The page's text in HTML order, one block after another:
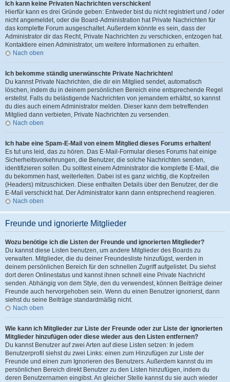
Ich kann keine Privaten Nachrichten verschicken!
Hierfür kann es drei Gründe geben: Entweder bist du nicht registriert und / oder
nicht angemeldet, oder die Board-Administration hat Private Nachrichten für
das komplette Forum ausgeschaltet. Außerdem könnte es sein, dass der
Administrator dir das Recht, Private Nachrichten zu verschicken, entzogen hat.
Kontaktiere einen Administrator, um weitere Informationen zu erhalten.
Nach oben
Ich bekomme ständig unerwünschte Private Nachrichten!
Du kannst Private Nachrichten, die dir ein Mitglied sendet, automatisch
löschen, indem du in deinem persönlichen Bereich eine entsprechende Regel
erstellst. Falls du belästigende Nachrichten von jemandem erhältst, so kannst
du dies auch einem Administrator melden. Dieser kann dem betreffenden
Mitglied dann verbieten, Private Nachrichten zu versenden.
Nach oben
Ich habe eine Spam-E-Mail von einem Mitglied dieses Forums erhalten!
Es tut uns leid, das zu hören. Das E-Mail-Formular dieses Forums hat einige
Sicherheitsvorkehrungen, die Benutzer, die solche Nachrichten senden,
identifizieren sollen. Du solltest einem Administrator die komplette E-Mail, die
du bekommen hast, weiterleiten. Dabei ist es ganz wichtig, die Kopfzeilen
(Headers) mitzuschicken. Diese enthalten Details über den Benutzer, der die
E-Mail verschickt hat. Der Administrator kann dann entsprechend reagieren.
Nach oben
Freunde und ignorierte Mitglieder
Wozu benötige ich die Listen der Freunde und ignorierten Mitglieder?
Du kannst diese Listen benutzen, um andere Mitglieder des Boards zu
verwalten. Mitglieder, die du deiner Freundesliste hinzufügst, werden in
deinem persönlichen Bereich für den schnellen Zugriff aufgelistet. Du siehst
dort deren Onlinestatus und kannst ihnen schnell eine Private Nachricht
senden. Abhängig von dem Style, den du verwendest, können Beiträge deiner
Freunde auch hervorgehoben sein. Wenn du einen Benutzer ignorierst, dann
siehst du seine Beiträge standardmäßig nicht.
Nach oben
Wie kann ich Mitglieder zur Liste der Freunde oder zur Liste der ignorierten
Mitglieder hinzufügen oder diese wieder aus den Listen entfernen?
Du kannst Benutzer auf zwei Arten auf diese Listen setzen: In jedem
Benutzerprofil siehst du zwei Links: einen zum Hinzufügen zur Liste der
Freunde und einen zum Ignorieren des Benutzers. Außerdem kannst du im
persönlichen Bereich direkt Benutzer zu den Listen hinzufügen, indem du
deren Benutzernamen eingibst. An gleicher Stelle kannst du sie auch wieder